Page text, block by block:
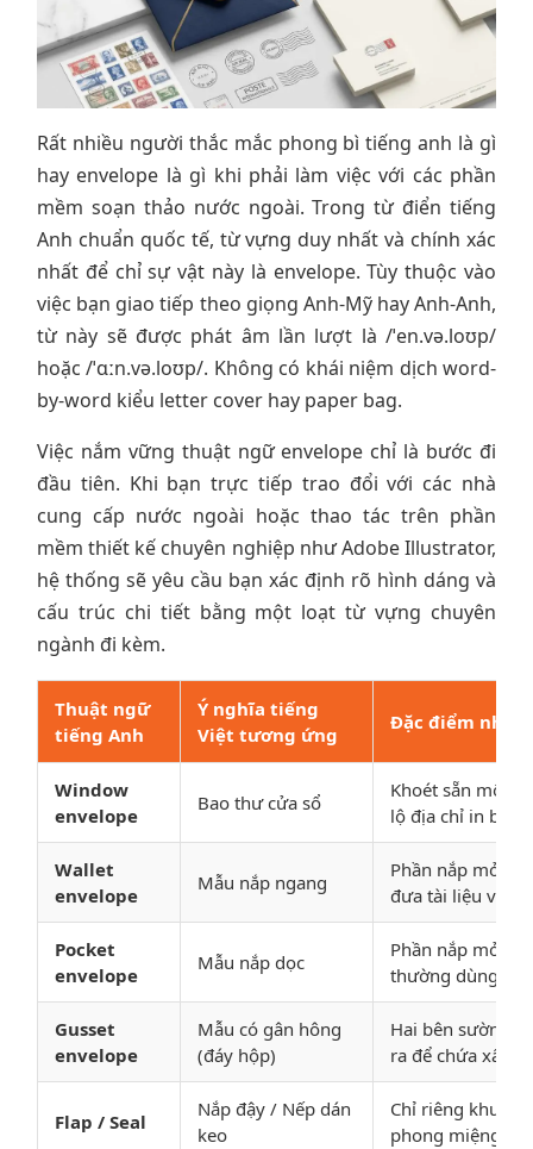
Rất nhiều người thắc mắc phong bì tiếng anh là gì
hay envelope là gì khi phải làm việc với các phần
mềm soạn thảo nước ngoài. Trong từ điển tiếng
Anh chuẩn quốc tế, từ vựng duy nhất và chính xác
nhất để chỉ sự vật này là envelope. Tùy thuộc vào
việc bạn giao tiếp theo giọng Anh-Mỹ hay Anh-Anh,
từ này sẽ được phát âm lần lượt là /ˈen.və.loʊp/
hoặc /ˈɑːn.və.loʊp/. Không có khái niệm dịch word-
by-word kiểu letter cover hay paper bag.
Việc nắm vững thuật ngữ envelope chỉ là bước đi
đầu tiên. Khi bạn trực tiếp trao đổi với các nhà
cung cấp nước ngoài hoặc thao tác trên phần
mềm thiết kế chuyên nghiệp như Adobe Illustrator,
hệ thống sẽ yêu cầu bạn xác định rõ hình dáng và
cấu trúc chi tiết bằng một loạt từ vựng chuyên
ngành đi kèm.
Thuật ngữ
tiếng Anh
Ý nghĩa tiếng
Việt tương ứng
Đặc điểm nhận
Window
envelope
Bao thư cửa sổ
Khoét sẵn một
lộ địa chỉ in bên
Wallet
envelope
Mẫu nắp ngang
Phần nắp mở
đưa tài liệu vào.
Pocket
envelope
Mẫu nắp dọc
Phần nắp mở
thường dùng
Gusset
envelope
Mẫu có gân hông
(đáy hộp)
Hai bên sườn
ra để chứa xấp
Flap / Seal
Nắp đậy / Nếp dán
keo
Chỉ riêng khu
phong miệng túi.